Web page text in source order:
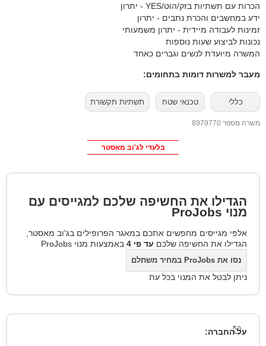
הכרות עם תשתיות בזק/הוט/YES - יתרון
ידע במחשבים והכרת נתבים - יתרון
זמינות לעבודה מיידית - יתרון משמעותי
נכונות לביצוע שעות נוספות
המשרה מיועדת לנשים וגברים כאחד
מעבר למשרות דומות בתחומים:
כללי טכנאי שטח תשתיות תקשורת
משרה מספר 8979770
בלעדי לג'וב מאסטר
הגדילו את החשיפה שלכם למגייסים עם
מנוי ProJobs
אלפי מגייסים מחפשים אתכם במאגר הפרופילים בג'וב מאסטר,
הגדילו את החשיפה שלכם עד פי 4 באמצעות מנוי ProJobs
נסו את ProJobs במחיר משתלם
ניתן לבטל את המנוי בכל עת
על החברה: